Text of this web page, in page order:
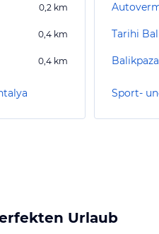
0,2 km
0,4 km
0,4 km
Tarihi
Sport-
Urlaub